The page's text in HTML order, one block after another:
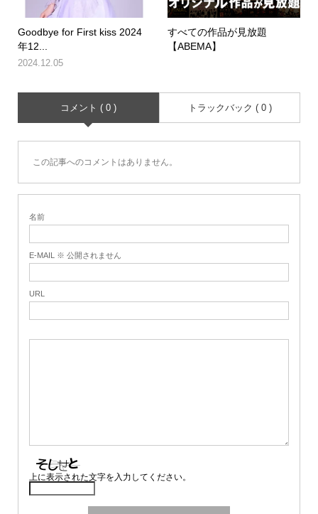
Goodbye for First kiss 2024
年12...
2024.12.05
すべての作品が見放題
【ABEMA】
コメント ( 0 ) トラックバック ( 0 )
この記事へのコメントはありません。
名前
E-MAIL ※ 公開されません
URL
上に表示された文字を入力してください。